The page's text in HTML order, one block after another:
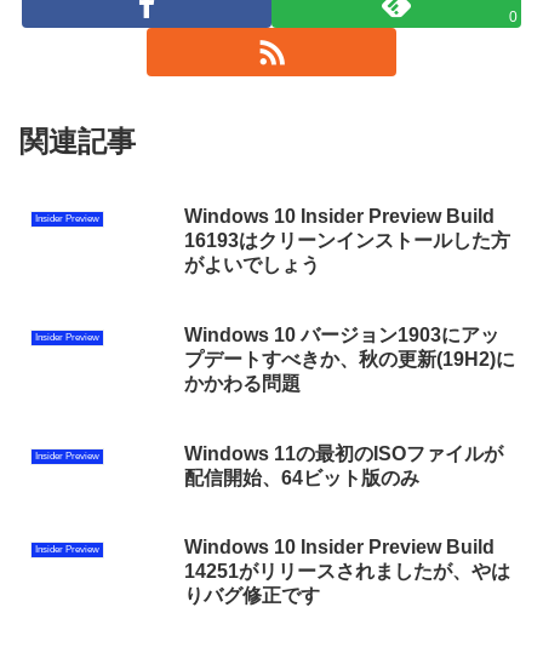
0
関連記事
Insider Preview
Windows 10 Insider Preview Build
16193はクリーンインストールした方
がよいでしょう
Insider Preview
Windows 10 バージョン1903にアッ
プデートすべきか、秋の更新(19H2)に
かかわる問題
Insider Preview
Windows 11の最初のISOファイルが
配信開始、64ビット版のみ
Insider Preview
Windows 10 Insider Preview Build
14251がリリースされましたが、やは
りバグ修正です